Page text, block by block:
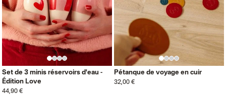
Set de 3 minis réservoirs d'eau -
Édition Love
44,90 €
Pétanque de voyage en cuir
32,00 €